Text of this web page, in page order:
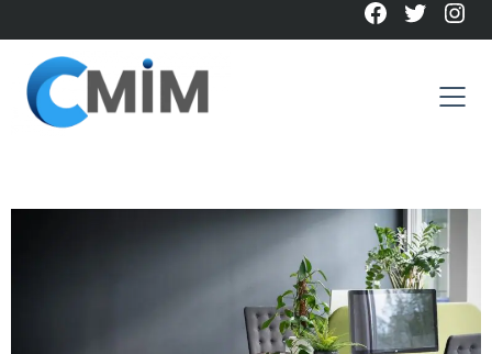
to
content
Facebook
Twitter